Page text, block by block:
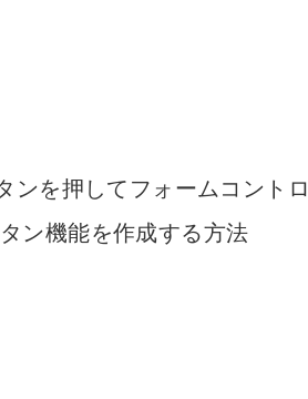
ンを押してフォームコントロ
ン機能を作成する方法